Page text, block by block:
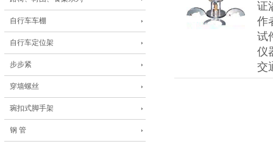
自行车车棚
自行车定位架
步步紧
穿墙螺丝
琬扣式脚手架
钢 管
证
作
试
仪
交